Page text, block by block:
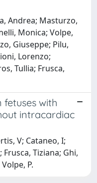
Andrea; Masturzo,
Monica; Volpe,
Giuseppe; Pilu,
Lorenzo;
Tullia; Frusca,
fetuses with
intracardiac
V; Cataneo, I;
Tiziana; Ghi,
P.